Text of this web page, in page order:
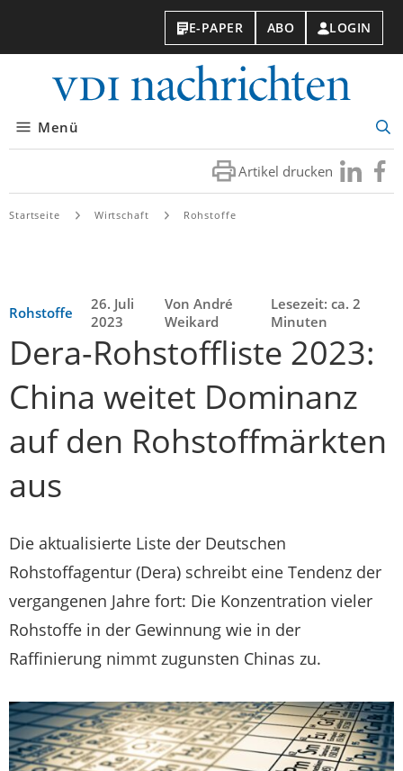
E-PAPER ABO LOGIN
Menü
Artikel drucken Besuchen
Sie
Sie
Startseite Wirtschaft Rohstoffe
Rohstoffe
26. Juli
2023
Von André
Weikard
Lesezeit: ca. 2
Minuten
Dera-Rohstoffliste 2023:
China weitet Dominanz
auf den Rohstoffmärkten
aus
Die aktualisierte Liste der Deutschen
Rohstoffagentur (Dera) schreibt eine Tendenz der
vergangenen Jahre fort: Die Konzentration vieler
Rohstoffe in der Gewinnung wie in der
Raffinierung nimmt zugunsten Chinas zu.